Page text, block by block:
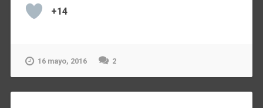
+14
16 mayo, 2016 2